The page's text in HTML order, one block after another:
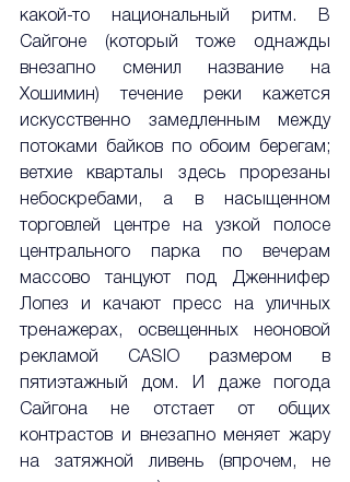
какой-то национальный ритм. В
Сайгоне (который тоже однажды
внезапно сменил название на
Хошимин) течение реки кажется
искусственно замедленным между
потоками байков по обоим берегам;
ветхие кварталы здесь прорезаны
небоскребами, а в насыщенном
торговлей центре на узкой полосе
центрального парка по вечерам
массово танцуют под Дженнифер
Лопез и качают пресс на уличных
тренажерах, освещенных неоновой
рекламой CASIO размером в
пятиэтажный дом. И даже погода
Сайгона не отстает от общих
контрастов и внезапно меняет жару
на затяжной ливень (впрочем, не